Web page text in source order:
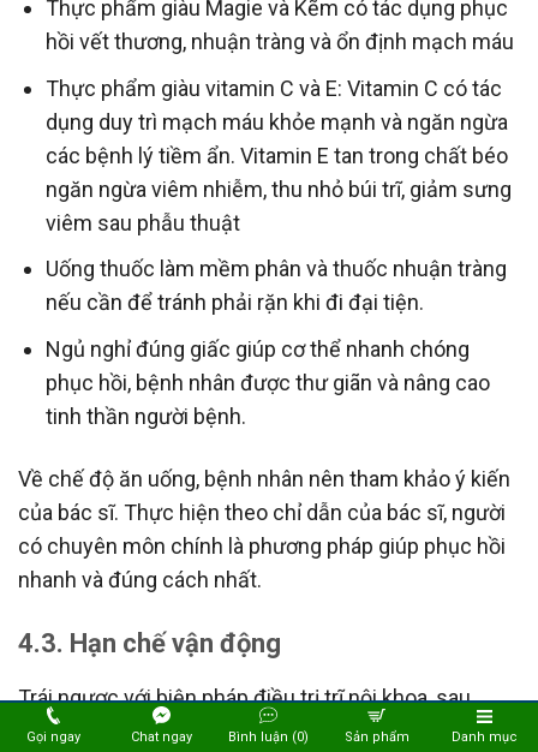
Thực phẩm giàu Magie và Kẽm có tác dụng phục
hồi vết thương, nhuận tràng và ổn định mạch máu
Thực phẩm giàu vitamin C và E: Vitamin C có tác
dụng duy trì mạch máu khỏe mạnh và ngăn ngừa
các bệnh lý tiềm ẩn. Vitamin E tan trong chất béo
ngăn ngừa viêm nhiễm, thu nhỏ búi trĩ, giảm sưng
viêm sau phẫu thuật
Uống thuốc làm mềm phân và thuốc nhuận tràng
nếu cần để tránh phải rặn khi đi đại tiện.
Ngủ nghỉ đúng giấc giúp cơ thể nhanh chóng
phục hồi, bệnh nhân được thư giãn và nâng cao
tinh thần người bệnh.
Về chế độ ăn uống, bệnh nhân nên tham khảo ý kiến
của bác sĩ. Thực hiện theo chỉ dẫn của bác sĩ, người
có chuyên môn chính là phương pháp giúp phục hồi
nhanh và đúng cách nhất.
4.3. Hạn chế vận động
Trái ngược với biện pháp điều trị trĩ nội khoa, sau
phẫu thuật bệnh nhân thường được chỉ định hạn chế
Gọi ngay Chat ngay Bình luận (0) Sản phẩm Danh mục